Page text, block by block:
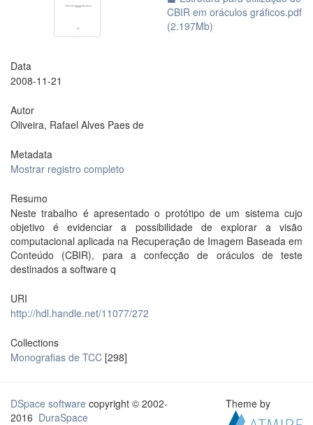
CBIR em oráculos gráficos.pdf
(2.197Mb)
Data
2008-11-21
Autor
Oliveira, Rafael Alves Paes de
Metadata
Mostrar registro completo
Resumo
Neste trabalho é apresentado o protótipo de um sistema cujo
objetivo é evidenciar a possibilidade de explorar a visão
computacional aplicada na Recuperação de Imagem Baseada em
Conteúdo (CBIR), para a confecção de oráculos de teste
destinados a software q
URI
http://hdl.handle.net/11077/272
Collections
Monografias de TCC [298]
DSpace software copyright © 2002-
2016 DuraSpace
Theme by